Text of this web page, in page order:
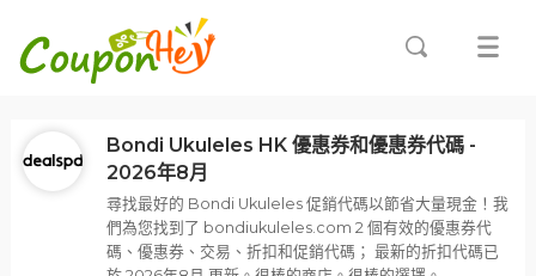
Bondi Ukuleles HK 優惠券和優惠券代碼 -
2026年8月
尋找最好的 Bondi Ukuleles 促銷代碼以節省大量現金！我
們為您找到了 bondiukuleles.com 2 個有效的優惠券代
碼、優惠券、交易、折扣和促銷代碼； 最新的折扣代碼已